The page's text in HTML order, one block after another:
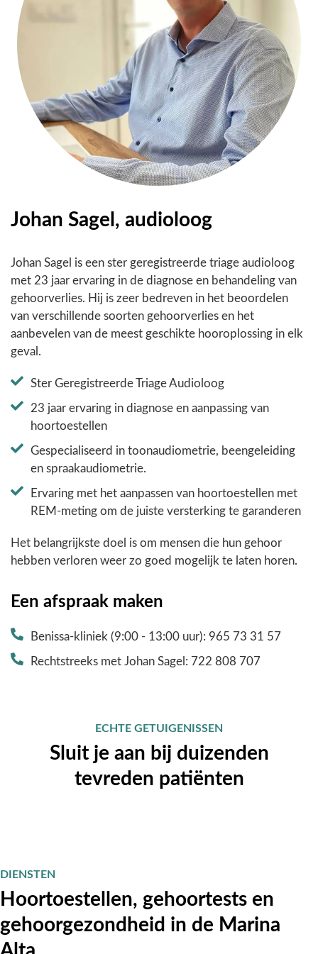
Johan Sagel, audioloog
Johan Sagel is een ster geregistreerde triage audioloog
met 23 jaar ervaring in de diagnose en behandeling van
gehoorverlies. Hij is zeer bedreven in het beoordelen
van verschillende soorten gehoorverlies en het
aanbevelen van de meest geschikte hooroplossing in elk
geval.
Ster Geregistreerde Triage Audioloog
23 jaar ervaring in diagnose en aanpassing van
hoortoestellen
Gespecialiseerd in toonaudiometrie, beengeleiding
en spraakaudiometrie.
Ervaring met het aanpassen van hoortoestellen met
REM-meting om de juiste versterking te garanderen
Het belangrijkste doel is om mensen die hun gehoor
hebben verloren weer zo goed mogelijk te laten horen.
Een afspraak maken
Benissa-kliniek (9:00 - 13:00 uur): 965 73 31 57
Rechtstreeks met Johan Sagel: 722 808 707
ECHTE GETUIGENISSEN
Sluit je aan bij duizenden
tevreden patiënten
DIENSTEN
Hoortoestellen, gehoortests en
gehoorgezondheid in de Marina